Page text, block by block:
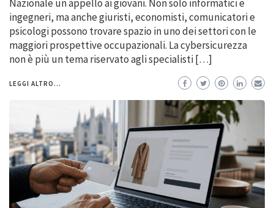
Nazionale un appello ai giovani. Non solo informatici e
ingegneri, ma anche giuristi, economisti, comunicatori e
psicologi possono trovare spazio in uno dei settori con le
maggiori prospettive occupazionali. La cybersicurezza
non è più un tema riservato agli specialisti […]
LEGGI ALTRO...